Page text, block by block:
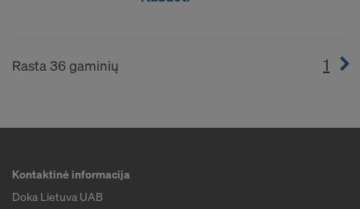
Rasta 36 gaminių 1
Kontaktinė informacija
Doka Lietuva UAB